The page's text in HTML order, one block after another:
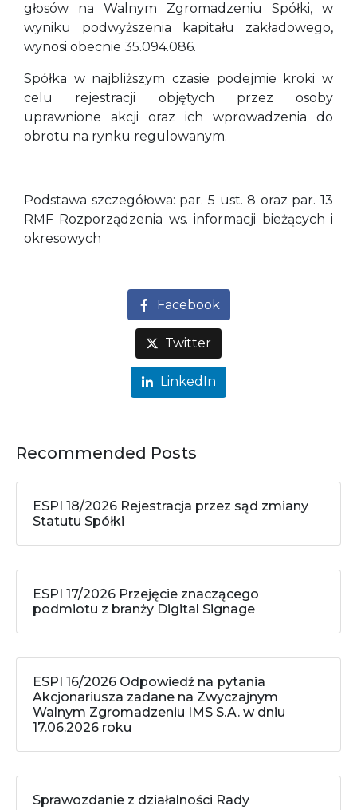
głosów na Walnym Zgromadzeniu Spółki, w
wyniku podwyższenia kapitału zakładowego,
wynosi obecnie 35.094.086.
Spółka w najbliższym czasie podejmie kroki w
celu rejestracji objętych przez osoby
uprawnione akcji oraz ich wprowadzenia do
obrotu na rynku regulowanym.
Podstawa szczegółowa: par. 5 ust. 8 oraz par. 13
RMF Rozporządzenia ws. informacji bieżących i
okresowych
Facebook
Twitter
LinkedIn
Recommended Posts
ESPI 18/2026 Rejestracja przez sąd zmiany
Statutu Spółki
ESPI 17/2026 Przejęcie znaczącego
podmiotu z branży Digital Signage
ESPI 16/2026 Odpowiedź na pytania
Akcjonariusza zadane na Zwyczajnym
Walnym Zgromadzeniu IMS S.A. w dniu
17.06.2026 roku
Sprawozdanie z działalności Rady